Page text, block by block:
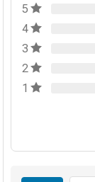
5
4
3
2
1